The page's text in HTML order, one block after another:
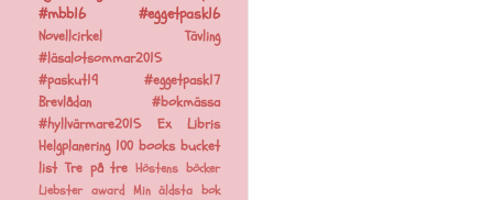
#mbb16 #eggetpask16
NovellcirkelTävling
#läsalotsommar2015
#paskut19 #eggetpask17
Brevlådan #bokmässa
#hyllvärmare2015 Ex Libris
Helgplanering 100 books bucket
listTre på treHöstens böcker
Liebster award Min äldsta bok